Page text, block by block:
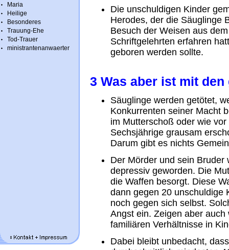
Maria
Heilige
Besonderes
Trauung-Ehe
Tod-Trauer
ministrantenanwaerter
Die unschuldigen Kinder
Herodes, der die Säuglinge
Besuch der Weisen aus
Schriftgelehrten erfahren
geboren werden sollte.
3 Was aber ist mit
Säuglinge werden getötet,
Konkurrenten seiner Macht
im Mutterschoß oder wie
Sechsjährige grausam
Darum gibt es nichts
Der Mörder und sein
depressiv geworden. Die
die Waffen besorgt. Diese
dann gegen 20 unschuldige
noch gegen sich selbst.
Angst ein. Zeigen aber
familiären Verhältnisse in
Dabei bleibt unbedacht,